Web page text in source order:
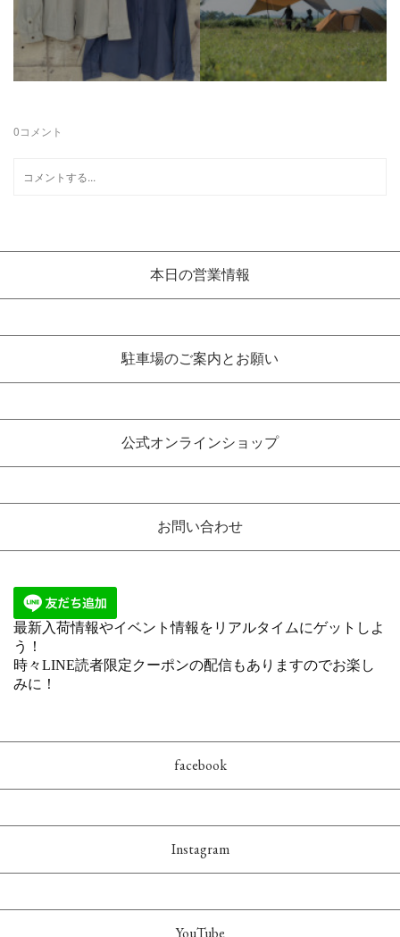
0コメント
本日の営業情報
駐車場のご案内とお願い
公式オンラインショップ
お問い合わせ
facebook
Instagram
YouTube